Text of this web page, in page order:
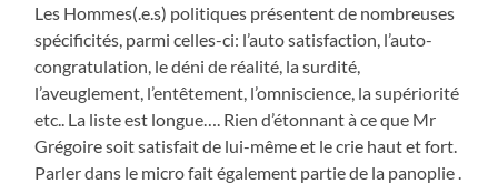
Les Hommes(.e.s) politiques présentent de nombreuses
spécificités, parmi celles-ci: l’auto satisfaction, l’auto-
congratulation, le déni de réalité, la surdité,
l’aveuglement, l’entêtement, l’omniscience, la supériorité
etc.. La liste est longue…. Rien d’étonnant à ce que Mr
Grégoire soit satisfait de lui-même et le crie haut et fort.
Parler dans le micro fait également partie de la panoplie .